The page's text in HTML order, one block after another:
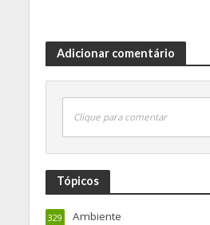
Adicionar comentário
Clique para comentar
Tópicos
Ambiente
329